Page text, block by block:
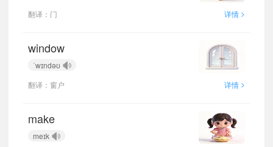
翻译：门
详情 >
window
ˈwɪndəʊ
翻译：窗户
详情 >
make
meɪk